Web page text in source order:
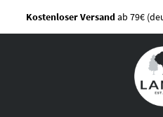
Kostenloser Versandab 79€